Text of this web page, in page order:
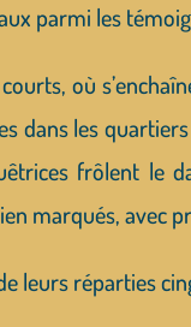
parmi les
où
dans les
frôlent le
marqués, avec
leurs réparties